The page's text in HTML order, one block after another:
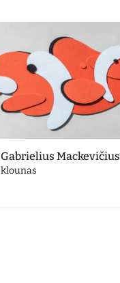
Gabrielius Mackevičius
klounas